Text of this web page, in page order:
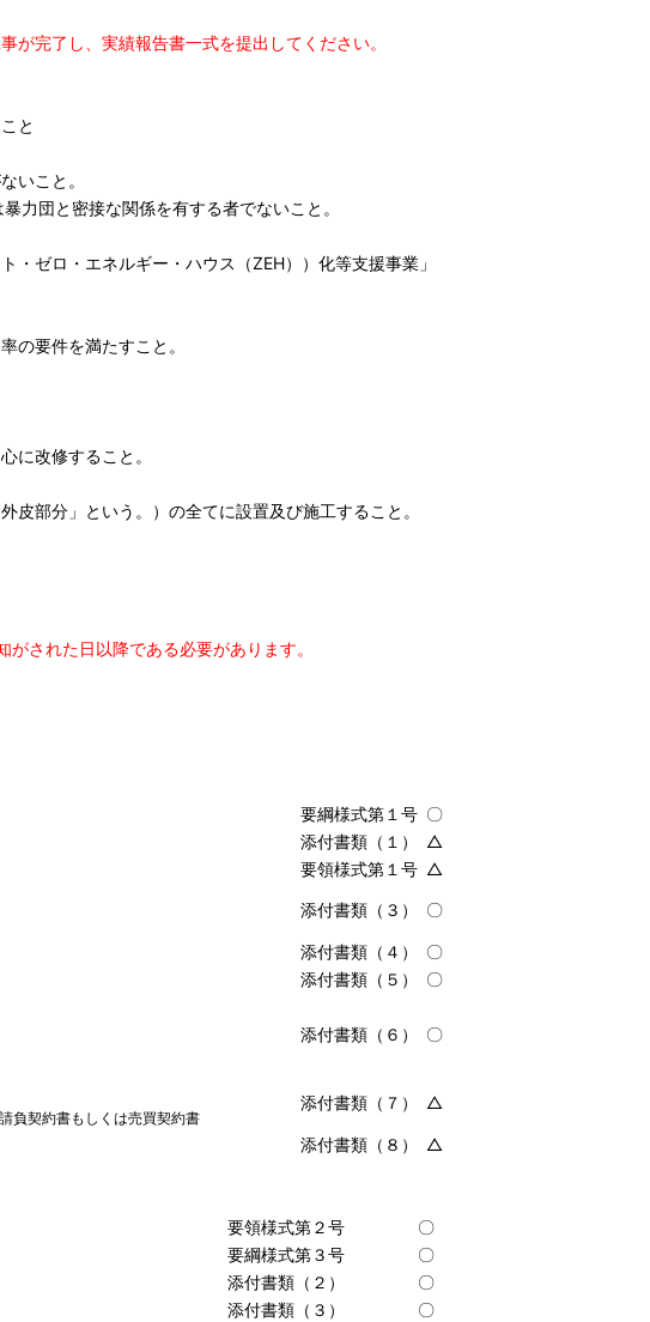
完了し、実績報告書一式を提出してください。
と
いこと。
力団と密接な関係を有する者でないこと。
・ゼロ・エネルギー・ハウス（ZEH））化等支援事業」
の要件を満たすこと。
に改修すること。
皮部分」という。）の全てに設置及び施工すること。
された日以降である必要があります。
要綱様式第１号 〇
添付書類（１）
△
要領様式第１号 △
添付書類（３） 〇
添付書類（４）
〇
添付書類（５） 〇
添付書類（６） 〇
負契約書もしくは売買契約書
添付書類（７） △
添付書類（８）
△
要領様式第２号
〇
要綱様式第３号
〇
添付書類（２）
〇
添付書類（３）
〇